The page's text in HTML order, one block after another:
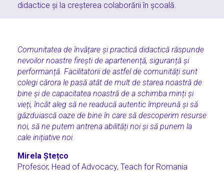
didactice și la creșterea colaborării în școală.
Comunitatea de învățare și practică didactică răspunde
nevoilor noastre firești de apartenență, siguranță și
performanță. Facilitatorii de astfel de comunități sunt
colegi cărora le pasă atât de mult de starea noastră de
bine și de capacitatea noastră de a schimba minți și
vieți, încât aleg să ne readucă autentic împreună și să
găzduiască oaze de bine în care să descoperim resurse
noi, să ne putem antrena abilități noi și să punem la
cale inițiative noi.
Mirela Ștețco
Profesor, Head of Advocacy, Teach for Romania